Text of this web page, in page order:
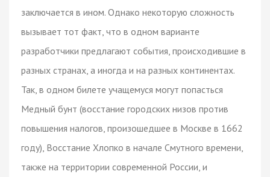
заключается в ином. Однако некоторую сложность
вызывает тот факт, что в одном варианте
разработчики предлагают события, происходившие в
разных странах, а иногда и на разных континентах.
Так, в одном билете учащемуся могут попасться
Медный бунт (восстание городских низов против
повышения налогов, произошедшее в Москве в 1662
году), Восстание Хлопко в начале Смутного времени,
также на территории современной России, и